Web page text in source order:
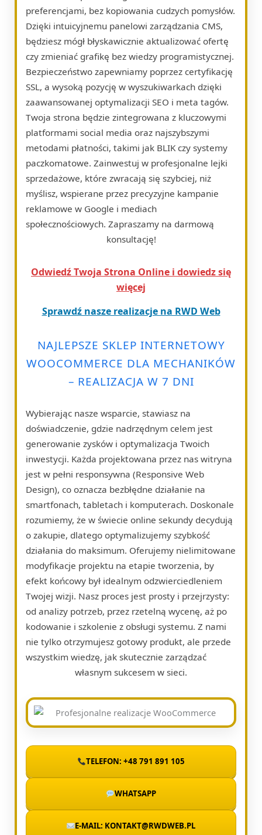
preferencjami, bez kopiowania cudzych pomysłów.
Dzięki intuicyjnemu panelowi zarządzania CMS,
będziesz mógł błyskawicznie aktualizować ofertę
czy zmieniać grafikę bez wiedzy programistycznej.
Bezpieczeństwo zapewniamy poprzez certyfikację
SSL, a wysoką pozycję w wyszukiwarkach dzięki
zaawansowanej optymalizacji SEO i meta tagów.
Twoja strona będzie zintegrowana z kluczowymi
platformami social media oraz najszybszymi
metodami płatności, takimi jak BLIK czy systemy
paczkomatowe. Zainwestuj w profesjonalne lejki
sprzedażowe, które zwracają się szybciej, niż
myślisz, wspierane przez precyzyjne kampanie
reklamowe w Google i mediach
społecznościowych. Zapraszamy na darmową
konsultację!
Odwiedź Twoja Strona Online i dowiedz się
więcej
Sprawdź nasze realizacje na RWD Web
NAJLEPSZE SKLEP INTERNETOWY
WOOCOMMERCE DLA MECHANIKÓW
– REALIZACJA W 7 DNI
Wybierając nasze wsparcie, stawiasz na
doświadczenie, gdzie nadrzędnym celem jest
generowanie zysków i optymalizacja Twoich
inwestycji. Każda projektowana przez nas witryna
jest w pełni responsywna (Responsive Web
Design), co oznacza bezbłędne działanie na
smartfonach, tabletach i komputerach. Doskonale
rozumiemy, że w świecie online sekundy decydują
o zakupie, dlatego optymalizujemy szybkość
działania do maksimum. Oferujemy nielimitowane
modyfikacje projektu na etapie tworzenia, by
efekt końcowy był idealnym odzwierciedleniem
Twojej wizji. Nasz proces jest prosty i przejrzysty:
od analizy potrzeb, przez rzetelną wycenę, aż po
kodowanie i szkolenie z obsługi systemu. Z nami
nie tylko otrzymujesz gotowy produkt, ale przede
wszystkim wiedzę, jak skutecznie zarządzać
własnym sukcesem w sieci.
TELEFON: +48 791 891 105
WHATSAPP
E-MAIL: KONTAKT@RWDWEB.PL